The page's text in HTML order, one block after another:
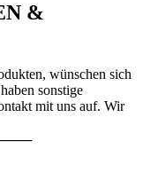
&
wünschen sich
sonstige
mit uns auf. Wir